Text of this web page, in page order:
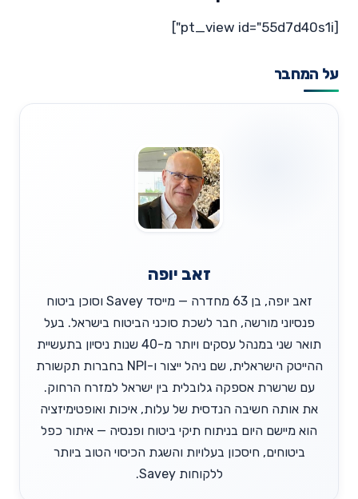
[pt_view id="55d7d40s1i"]
על המחבר
זאב יופה
זאב יופה, בן 63 מחדרה — מייסד Savey וסוכן ביטוח
פנסיוני מורשה, חבר לשכת סוכני הביטוח בישראל. בעל
תואר שני במנהל עסקים ויותר מ-40 שנות ניסיון בתעשיית
ההייטק הישראלית, שם ניהל ייצור ו-NPI בחברות תקשורת
עם שרשרת אספקה גלובלית בין ישראל למזרח הרחוק.
את אותה חשיבה הנדסית של עלות, איכות ואופטימיזציה
הוא מיישם היום בניתוח תיקי ביטוח ופנסיה — איתור כפל
ביטוחים, חיסכון בעלויות והשגת הכיסוי הטוב ביותר
ללקוחות Savey.